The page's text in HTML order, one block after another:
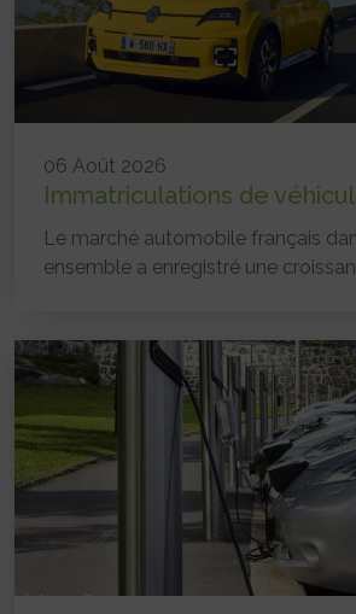
06 Août 2026
Immatriculations de
Le marché automobile français
ensemble a enregistré une